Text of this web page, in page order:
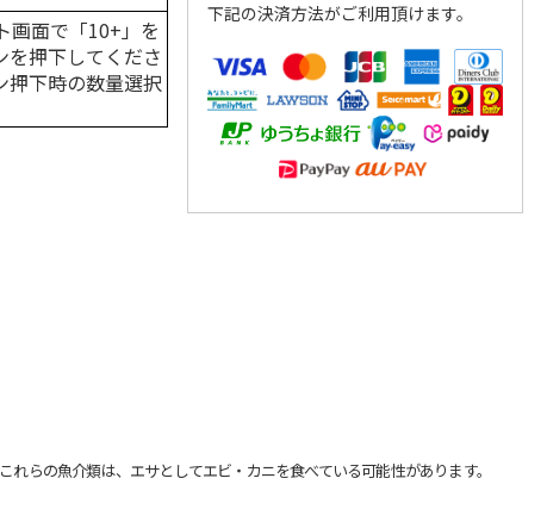
画面で「10+」を
押下してくださ
押下時の数量選択
下記の決済方法がご利用頂けます。
らの魚介類は、エサとしてエビ・カニを食べている可能性があります。